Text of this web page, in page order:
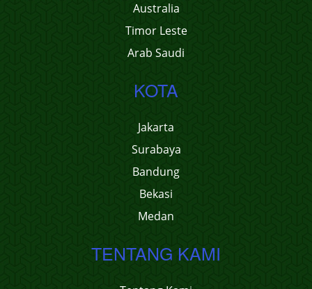
Australia
Timor Leste
Arab Saudi
KOTA
Jakarta
Surabaya
Bandung
Bekasi
Medan
TENTANG KAMI